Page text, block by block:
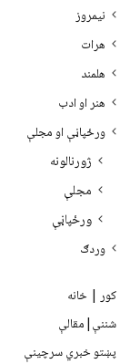
نیمروز
هرات
هلمند
هنر او ادب
ورځپاڼې او مجلې
ژورنالونه
مجلې
ورځپاڼې
وردګ
کور | خانه
شننې|مقالې
پښتو خبري سرچينې